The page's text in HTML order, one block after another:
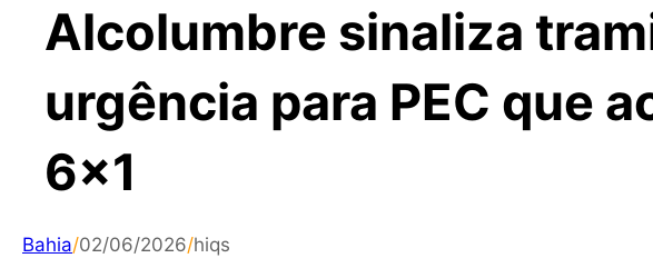
Alcolumbre sinaliza
urgência para PEC que
6×1
Bahia/02/06/2026/hiqs